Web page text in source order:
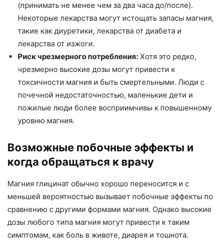
(принимать не менее чем за два часа до/после).
Некоторые лекарства могут истощать запасы магния,
такие как диуретики, лекарства от диабета и
лекарства от изжоги.
Риск чрезмерного потребления: Хотя это редко,
чрезмерно высокие дозы могут привести к
токсичности магния и быть смертельными. Люди с
почечной недостаточностью, маленькие дети и
пожилые люди более восприимчивы к повышенному
уровню магния.
Возможные побочные эффекты и
когда обращаться к врачу
Магния глицинат обычно хорошо переносится и с
меньшей вероятностью вызывает побочные эффекты по
сравнению с другими формами магния. Однако высокие
дозы любого типа магния могут привести к таким
симптомам, как боль в животе, диарея и тошнота.